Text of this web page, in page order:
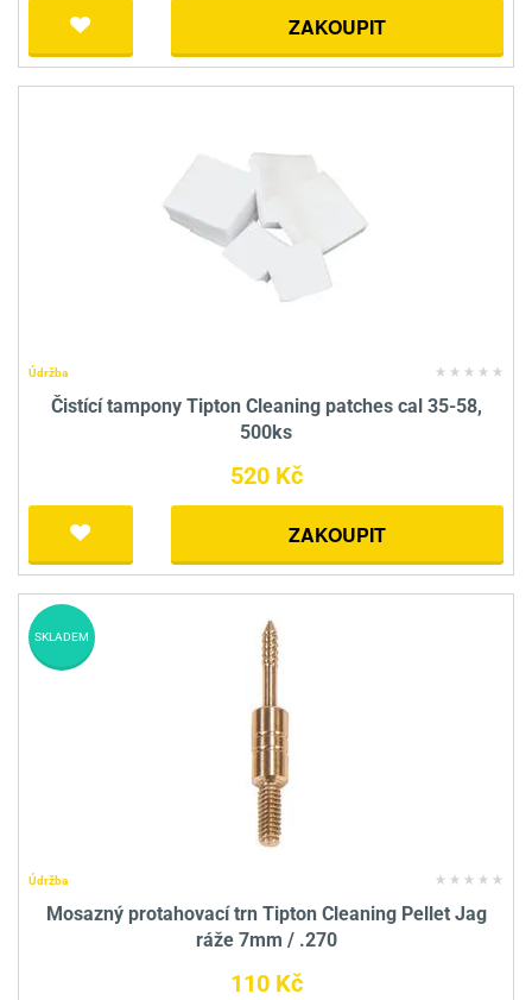
ZAKOUPIT
Údržba
Čistící tampony Tipton Cleaning patches cal 35-58,
500ks
520 Kč
ZAKOUPIT
Údržba
Mosazný protahovací trn Tipton Cleaning Pellet Jag
ráže 7mm / .270
110 Kč
SKLADEM